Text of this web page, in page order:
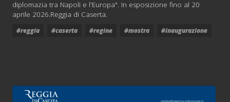
diplomazia tra Napoli e l'Europa". In esposizione fino al 20
aprile 2026.Reggia di Caserta.
#reggia #caserta #regine #mostra #inaugurazione